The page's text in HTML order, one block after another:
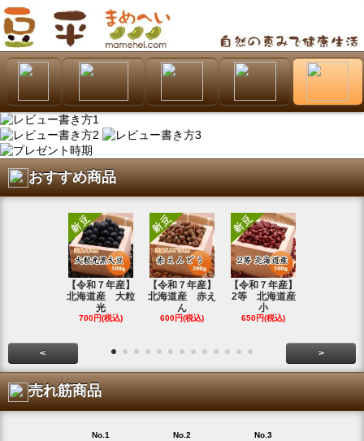
おすすめ商品
【令和７年産】
北海道産 大粒
光
700円(税込)
【令和７年産】
北海道産 赤え
ん
600円(税込)
【令和７年産】
2等 北海道産
小
650円(税込)
< >
売れ筋商品
No.1 No.2 No.3